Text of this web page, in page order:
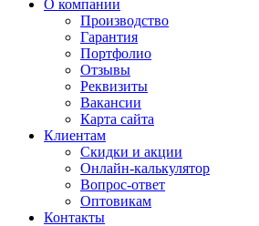
О компании
Производство
Гарантия
Портфолио
Отзывы
Реквизиты
Вакансии
Карта сайта
Клиентам
Скидки и акции
Онлайн-калькулятор
Вопрос-ответ
Оптовикам
Контакты